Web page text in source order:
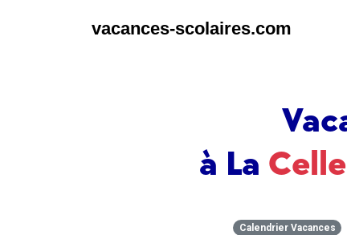
vacances-scolaires.com
à La
Calendrier Vacances